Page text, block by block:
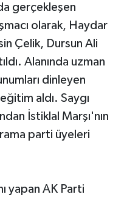
gerçekleşen
olarak, Haydar
Çelik, Dursun Ali
Alanında uzman
dinleyen
aldı. Saygı
İstiklal Marşı'nın
parti üyeleri
yapan AK Parti